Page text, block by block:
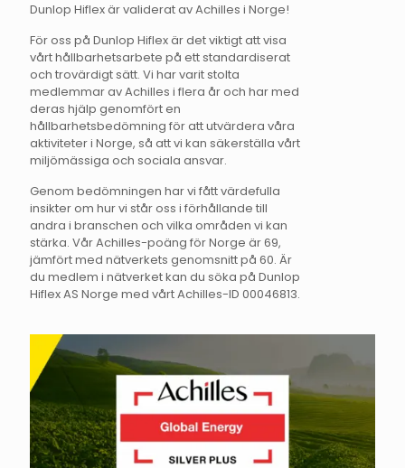
Dunlop Hiflex är validerat av Achilles i Norge!
För oss på Dunlop Hiflex är det viktigt att visa
vårt hållbarhetsarbete på ett standardiserat
och trovärdigt sätt. Vi har varit stolta
medlemmar av Achilles i flera år och har med
deras hjälp genomfört en
hållbarhetsbedömning för att utvärdera våra
aktiviteter i Norge, så att vi kan säkerställa vårt
miljömässiga och sociala ansvar.
Genom bedömningen har vi fått värdefulla
insikter om hur vi står oss i förhållande till
andra i branschen och vilka områden vi kan
stärka. Vår Achilles-poäng för Norge är 69,
jämfört med nätverkets genomsnitt på 60. Är
du medlem i nätverket kan du söka på Dunlop
Hiflex AS Norge med vårt Achilles-ID 00046813.